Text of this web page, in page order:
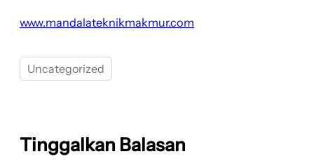
www.mandalateknikmakmur.com
Uncategorized
Tinggalkan Balasan